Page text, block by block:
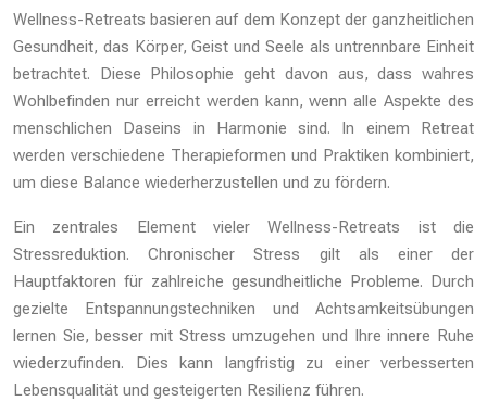
Wellness-Retreats basieren auf dem Konzept der ganzheitlichen
Gesundheit, das Körper, Geist und Seele als untrennbare Einheit
betrachtet. Diese Philosophie geht davon aus, dass wahres
Wohlbefinden nur erreicht werden kann, wenn alle Aspekte des
menschlichen Daseins in Harmonie sind. In einem Retreat
werden verschiedene Therapieformen und Praktiken kombiniert,
um diese Balance wiederherzustellen und zu fördern.
Ein zentrales Element vieler Wellness-Retreats ist die
Stressreduktion. Chronischer Stress gilt als einer der
Hauptfaktoren für zahlreiche gesundheitliche Probleme. Durch
gezielte Entspannungstechniken und Achtsamkeitsübungen
lernen Sie, besser mit Stress umzugehen und Ihre innere Ruhe
wiederzufinden. Dies kann langfristig zu einer verbesserten
Lebensqualität und gesteigerten Resilienz führen.